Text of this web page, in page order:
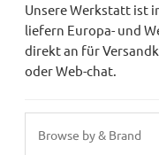
Unsere Werkstatt ist
liefern Europa- und
direkt an für
oder Web-chat.
Browse by & Brand